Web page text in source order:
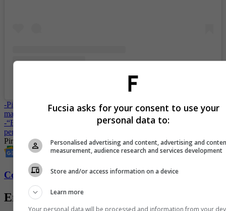
A post shared by rastreando famosos (@rastreandofamosos)
-Pirry estremeció las redes sociales al mostrar la tierna reacción de su
mamá al verlo
-“El beso más hiju...”: la historia que Pirry tenía bastante escondida,
pero que salió a la luz
Pirry
Redes socialesMamá
Conozca más de Fucsia aquí
Entradas relacionadas
Fucsia asks for your consent to use your
personal data to:
Personalised advertising and content, advertising and
measurement, audience research and services development
Store and/or access information on a device
Learn more
Your personal data will be processed and information from your